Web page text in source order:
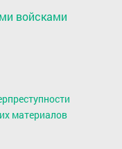
войсками
материалов